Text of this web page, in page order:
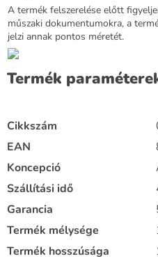
A termék felszerelése előtt
műszaki dokumentumokra, a
jelzi annak pontos méretét.
Termék
Cikkszám
EAN
Koncepció
Szállítási idő
Garancia
Termék mélysége
Termék hosszúsága